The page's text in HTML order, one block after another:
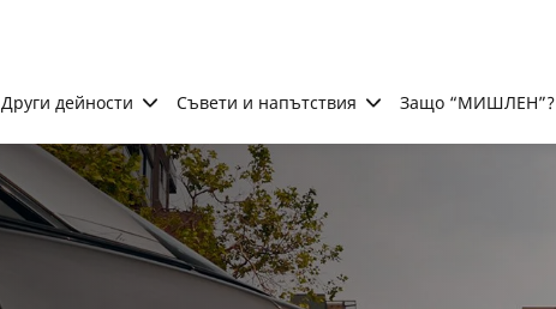
Други дейности Съвети и напътствия Защо “МИШЛЕН”?